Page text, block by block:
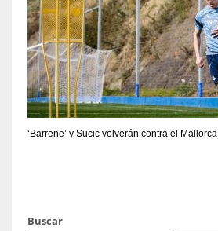
‘Barrene’ y Sucic volverán contra el Mallorca
Buscar